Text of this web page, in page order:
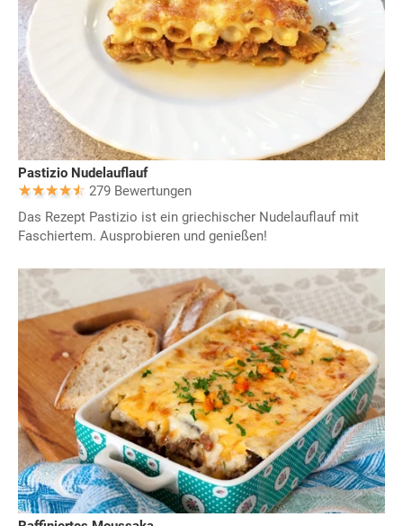
Pastizio Nudelauflauf
279 Bewertungen
Das Rezept Pastizio ist ein griechischer Nudelauflauf mit
Faschiertem. Ausprobieren und genießen!